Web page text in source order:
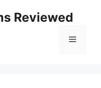
Reviewed
Menu